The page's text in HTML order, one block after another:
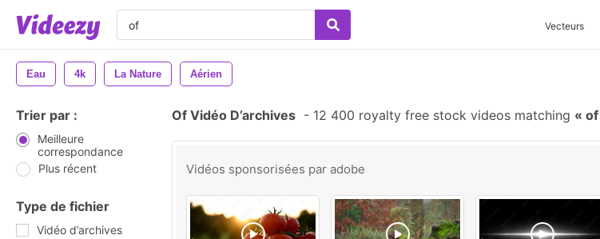
Vecteurs
Eau 4k La Nature Aérien
Trier par :
Meilleure
correspondance
Plus récent
Type de fichier
Vidéo d’archives
Of Vidéo D’archives - 12 400 royalty free stock videos matching of
Vidéos sponsorisées par adobe